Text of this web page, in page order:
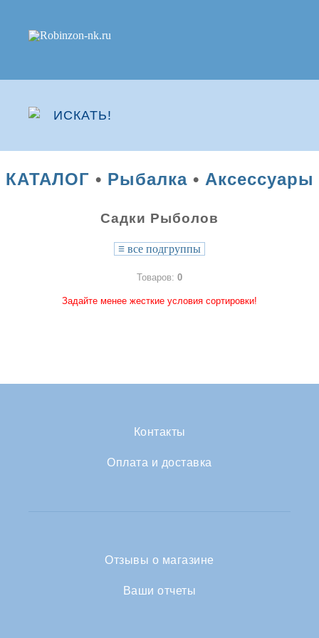
КАТАЛОГ • Рыбалка• Аксессуары
Садки Рыболов
≡ все подгруппы
Товаров: 0
Задайте менее жесткие условия сортировки!
Контакты
Оплата и доставка
Отзывы о магазине
Ваши отчеты